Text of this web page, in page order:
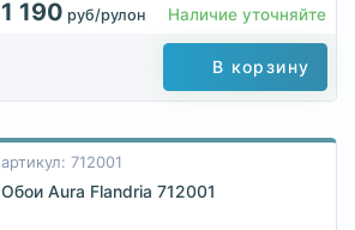
1 190 руб/рулон Наличие уточняйте
В корзину
артикул: 712001
Обои Aura Flandria 712001